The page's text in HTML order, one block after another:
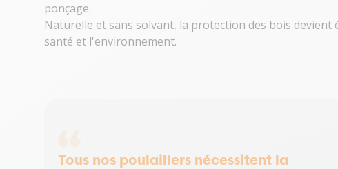
ponçage.
Naturelle et sans solvant, la protection des bois
santé et l'environnement.
Tous nos poulaillers nécessitent la